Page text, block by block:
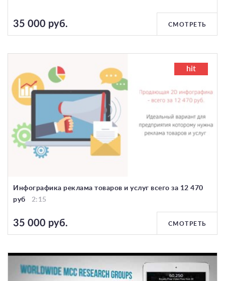
35 000 руб. СМОТРЕТЬ
hit
Инфографика реклама товаров и услуг всего за 12 470
руб
2:15
35 000 руб. СМОТРЕТЬ